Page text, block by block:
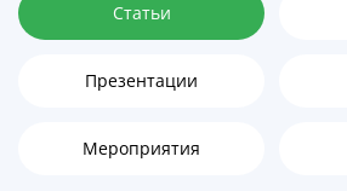
Статьи
Презентации
Мероприятия